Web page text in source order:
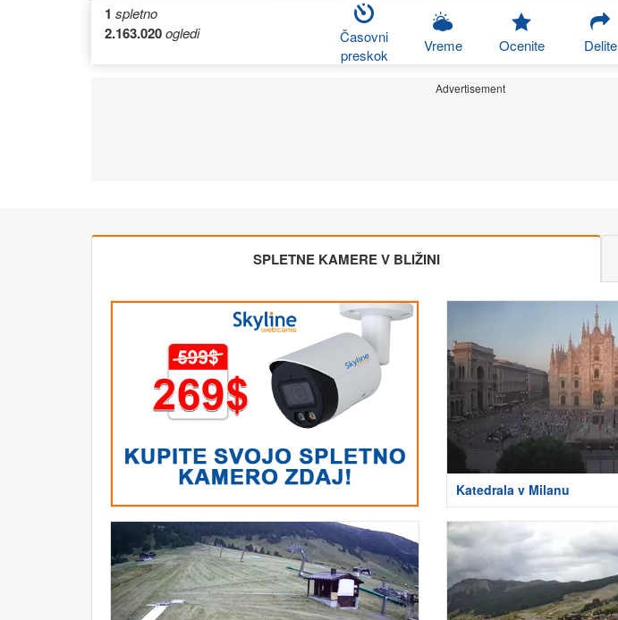
1 spletno
2.163.020ogledi
Časovni
preskok
Vreme Ocenite Delite
Advertisement
SPLETNE KAMERE V BLIŽINI
Katedrala v Milanu